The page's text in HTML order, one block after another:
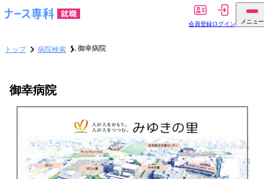
会員登録ログイン メニュー
トップ 病院検索 御幸病院
御幸病院